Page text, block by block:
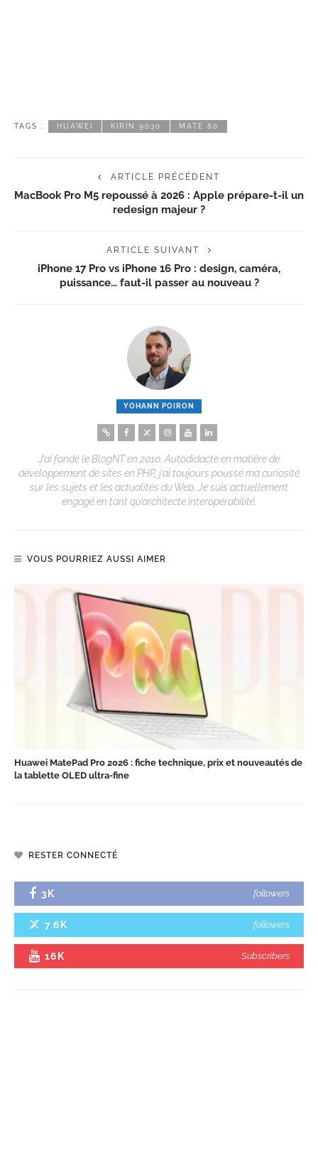
TAGS : HUAWEI KIRIN 9030 MATE 80
ARTICLE PRÉCÉDENT
MacBook Pro M5 repoussé à 2026 : Apple prépare-t-il un
redesign majeur ?
ARTICLE SUIVANT
iPhone 17 Pro vs iPhone 16 Pro : design, caméra,
puissance… faut-il passer au nouveau ?
YOHANN POIRON
J’ai fondé le BlogNT en 2010. Autodidacte en matière de
développement de sites en PHP, j’ai toujours poussé ma curiosité
sur les sujets et les actualités du Web. Je suis actuellement
engagé en tant qu’architecte interopérabilité.
VOUS POURRIEZ AUSSI AIMER
Huawei MatePad Pro 2026 : fiche technique, prix et nouveautés de
la tablette OLED ultra-fine
RESTER CONNECTÉ
3K followers
7.6K followers
16K Subscribers